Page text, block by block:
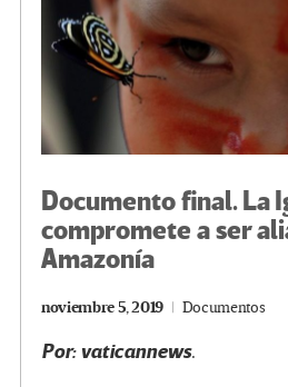
Documento final. La
compromete a ser
Amazonía
noviembre 5, 2019 Documentos
Por: vaticannews.